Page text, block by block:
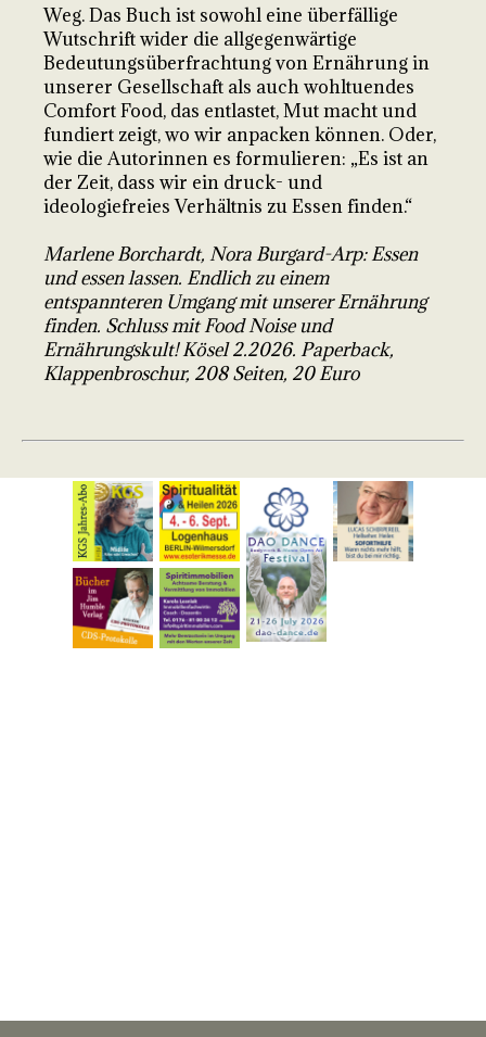
Weg. Das Buch ist sowohl eine überfällige
Wutschrift wider die allgegenwärtige
Bedeutungsüberfrachtung von Ernährung in
unserer Gesellschaft als auch wohltuendes
Comfort Food, das entlastet, Mut macht und
fundiert zeigt, wo wir anpacken können. Oder,
wie die Autorinnen es formulieren: „Es ist an
der Zeit, dass wir ein druck- und
ideologiefreies Verhältnis zu Essen finden.“
Marlene Borchardt, Nora Burgard-Arp: Essen
und essen lassen. Endlich zu einem
entspannteren Umgang mit unserer Ernährung
finden. Schluss mit Food Noise und
Ernährungskult! Kösel 2.2026. Paperback,
Klappenbroschur, 208 Seiten, 20 Euro